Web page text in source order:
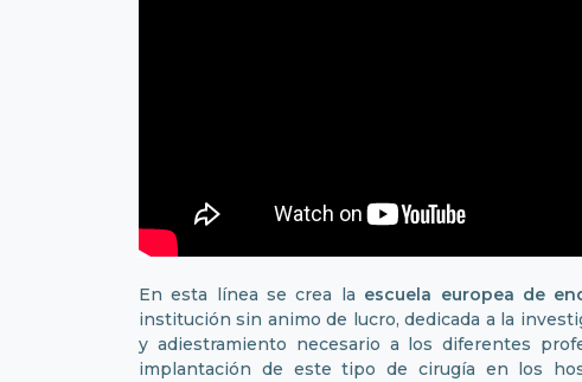
En esta línea se crea la escuela europea de
institución sin animo de lucro, dedicada a la
y adiestramiento necesario a los diferentes
implantación de este tipo de cirugía en los